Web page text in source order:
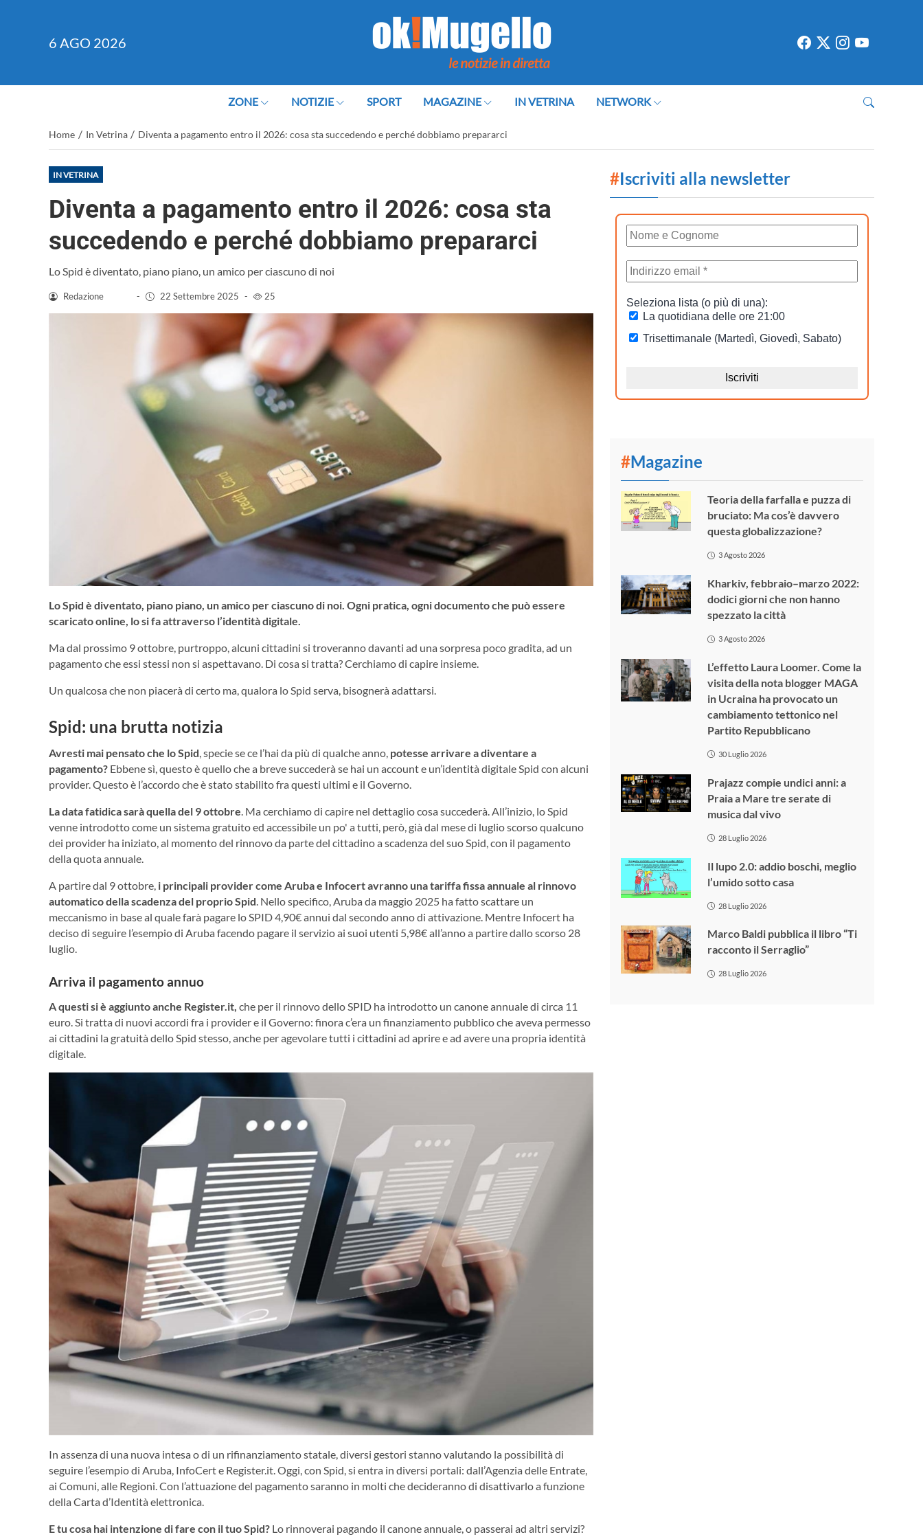
6 AGO 2026
ZONE NOTIZIE SPORT MAGAZINE IN VETRINA NETWORK
Home / In Vetrina / Diventa a pagamento entro il 2026: cosa sta succedendo e perché dobbiamo prepararci
IN VETRINA
Diventa a pagamento entro il 2026: cosa sta
succedendo e perché dobbiamo prepararci
Lo Spid è diventato, piano piano, un amico per ciascuno di noi
Redazione - 22 Settembre 2025 - 25
Lo Spid è diventato, piano piano, un amico per ciascuno di noi. Ogni pratica, ogni documento che può essere
scaricato online, lo si fa attraverso l’identità digitale.
Ma dal prossimo 9 ottobre, purtroppo, alcuni cittadini si troveranno davanti ad una sorpresa poco gradita, ad un
pagamento che essi stessi non si aspettavano. Di cosa si tratta? Cerchiamo di capire insieme.
Un qualcosa che non piacerà di certo ma, qualora lo Spid serva, bisognerà adattarsi.
Spid: una brutta notizia
Avresti mai pensato che lo Spid, specie se ce l’hai da più di qualche anno, potesse arrivare a diventare a
pagamento? Ebbene sì, questo è quello che a breve succederà se hai un account e un’identità digitale Spid con alcuni
provider. Questo è l’accordo che è stato stabilito fra questi ultimi e il Governo.
La data fatidica sarà quella del 9 ottobre. Ma cerchiamo di capire nel dettaglio cosa succederà. All’inizio, lo Spid
venne introdotto come un sistema gratuito ed accessibile un po' a tutti, però, già dal mese di luglio scorso qualcuno
dei provider ha iniziato, al momento del rinnovo da parte del cittadino a scadenza del suo Spid, con il pagamento
della quota annuale.
A partire dal 9 ottobre, i principali provider come Aruba e Infocert avranno una tariffa fissa annuale al rinnovo
automatico della scadenza del proprio Spid. Nello specifico, Aruba da maggio 2025 ha fatto scattare un
meccanismo in base al quale farà pagare lo SPID 4,90€ annui dal secondo anno di attivazione. Mentre Infocert ha
deciso di seguire l’esempio di Aruba facendo pagare il servizio ai suoi utenti 5,98€ all’anno a partire dallo scorso 28
luglio.
Arriva il pagamento annuo
A questi si è aggiunto anche Register.it, che per il rinnovo dello SPID ha introdotto un canone annuale di circa 11
euro. Si tratta di nuovi accordi fra i provider e il Governo: finora c’era un finanziamento pubblico che aveva permesso
ai cittadini la gratuità dello Spid stesso, anche per agevolare tutti i cittadini ad aprire e ad avere una propria identità
digitale.
In assenza di una nuova intesa o di un rifinanziamento statale, diversi gestori stanno valutando la possibilità di
seguire l’esempio di Aruba, InfoCert e Register.it. Oggi, con Spid, si entra in diversi portali: dall’Agenzia delle Entrate,
ai Comuni, alle Regioni. Con l’attuazione del pagamento saranno in molti che decideranno di disattivarlo a funzione
della Carta d’Identità elettronica.
E tu cosa hai intenzione di fare con il tuo Spid? Lo rinnoverai pagando il canone annuale, o passerai ad altri servizi?
#Iscriviti alla newsletter
#Magazine
Teoria della farfalla e puzza di
bruciato: Ma cos’è davvero
questa globalizzazione?
3 Agosto 2026
Kharkiv, febbraio–marzo 2022:
dodici giorni che non hanno
spezzato la città
3 Agosto 2026
L’effetto Laura Loomer. Come la
visita della nota blogger MAGA
in Ucraina ha provocato un
cambiamento tettonico nel
Partito Repubblicano
30 Luglio 2026
Prajazz compie undici anni: a
Praia a Mare tre serate di
musica dal vivo
28 Luglio 2026
Il lupo 2.0: addio boschi, meglio
l’umido sotto casa
28 Luglio 2026
Marco Baldi pubblica il libro “Ti
racconto il Serraglio”
28 Luglio 2026